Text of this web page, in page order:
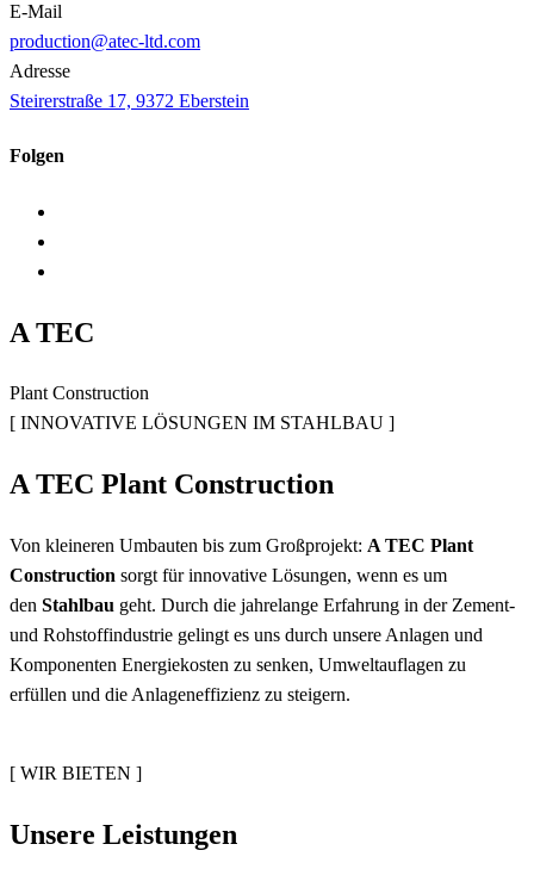
E-Mail
production@atec-ltd.com
Adresse
Steirerstraße 17, 9372 Eberstein
Folgen
A TEC
Plant Construction
[ INNOVATIVE LÖSUNGEN IM STAHLBAU ]
A TEC Plant Construction
Von kleineren Umbauten bis zum Großprojekt: A TEC Plant
Construction sorgt für innovative Lösungen, wenn es um
den Stahlbau geht. Durch die jahrelange Erfahrung in der Zement-
und Rohstoffindustrie gelingt es uns durch unsere Anlagen und
Komponenten Energiekosten zu senken, Umweltauflagen zu
erfüllen und die Anlageneffizienz zu steigern.
[ WIR BIETEN ]
Unsere Leistungen